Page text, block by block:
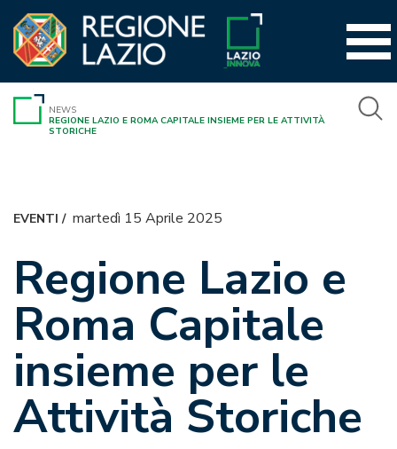
contenuto
NEWS
REGIONE LAZIO E ROMA CAPITALE INSIEME PER LE ATTIVITÀ
STORICHE
EVENTI / martedì 15 Aprile 2025
Regione Lazio e
Roma Capitale
insieme per le
Attività Storiche